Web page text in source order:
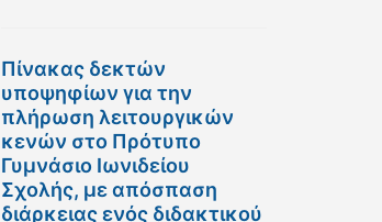
Πίνακας δεκτών
υποψηφίων για την
πλήρωση λειτουργικών
κενών στο Πρότυπο
Γυμνάσιο Ιωνιδείου
Σχολής, με απόσπαση
διάρκειας ενός διδακτικού